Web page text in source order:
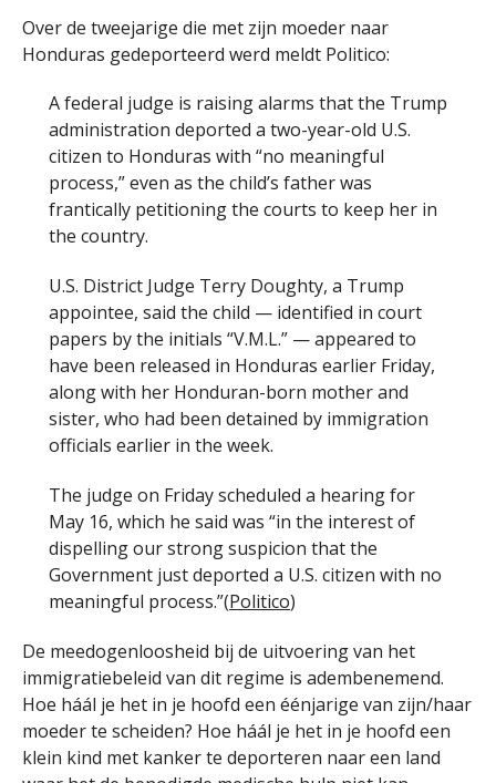
Over de tweejarige die met zijn moeder naar
Honduras gedeporteerd werd meldt Politico:
A federal judge is raising alarms that the Trump
administration deported a two-year-old U.S.
citizen to Honduras with “no meaningful
process,” even as the child’s father was
frantically petitioning the courts to keep her in
the country.
U.S. District Judge Terry Doughty, a Trump
appointee, said the child — identified in court
papers by the initials “V.M.L.” — appeared to
have been released in Honduras earlier Friday,
along with her Honduran-born mother and
sister, who had been detained by immigration
officials earlier in the week.
The judge on Friday scheduled a hearing for
May 16, which he said was “in the interest of
dispelling our strong suspicion that the
Government just deported a U.S. citizen with no
meaningful process.”(Politico)
De meedogenloosheid bij de uitvoering van het
immigratiebeleid van dit regime is adembenemend.
Hoe háál je het in je hoofd een éénjarige van zijn/haar
moeder te scheiden? Hoe háál je het in je hoofd een
klein kind met kanker te deporteren naar een land